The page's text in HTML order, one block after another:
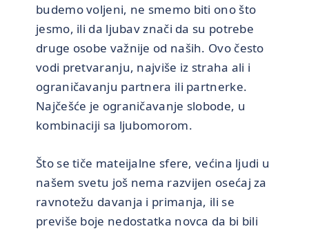
budemo voljeni, ne smemo biti ono što
jesmo, ili da ljubav znači da su potrebe
druge osobe važnije od naših. Ovo često
vodi pretvaranju, najviše iz straha ali i
ograničavanju partnera ili partnerke.
Najčešće je ograničavanje slobode, u
kombinaciji sa ljubomorom.
Što se tiče mateijalne sfere, većina ljudi u
našem svetu još nema razvijen osećaj za
ravnotežu davanja i primanja, ili se
previše boje nedostatka novca da bi bili